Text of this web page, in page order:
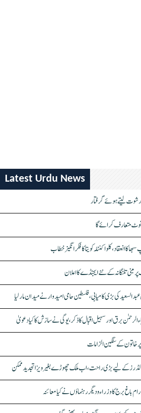
Latest Urdu News
نوٹ متعارف کرائے گا
انعقاد، کلواکنٹلہ کویتا کا فکر انگیز خطاب
مبنی تلنگانہ کے نئے ایجنڈے کا اعلان
کی بڑی کامیابی، فلسطین حامی امیدوار نے میدان مار لیا
برق اور سہیل اقبال کا ذکر، یوگی نے سازش کا کیا دعویٰ
خاتون کے سنگین الزامات
باغ برج کا وزراء و دیگر رہنماؤں نے کیا معائنہ